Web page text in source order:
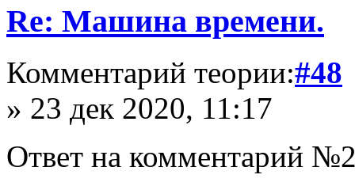
Re: Машина времени.
Комментарий теории:#48
» 23 дек 2020, 11:17
Ответ на комментарий